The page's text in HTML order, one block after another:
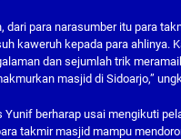
dari para narasumber itu para
kaweruh kepada para ahlinya.
dan sejumlah trik
masjid di Sidoarjo,”
Yunif berharap usai mengikuti
takmir masjid mampu